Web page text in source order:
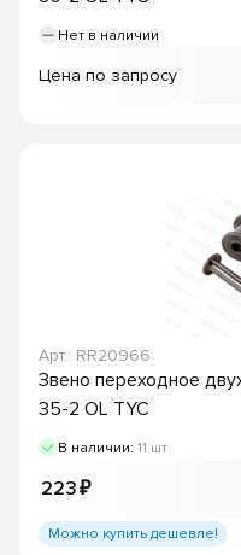
Нет в наличии
Цена по запросу
Арт.: RR20966
Звено переходное
35-2 OL TYC
В наличии: 11 шт
223 ₽
Можно купить дешевле!